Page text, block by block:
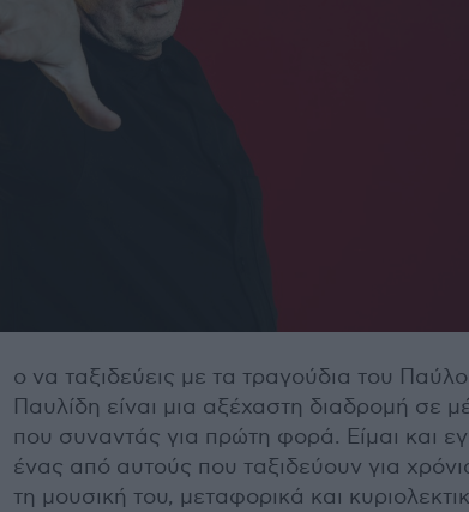
ο να ταξιδεύεις με τα τραγούδια του
Παυλίδη είναι μια αξέχαστη διαδρομή σε
που συναντάς για πρώτη φορά. Είμαι και
ένας από αυτούς που ταξιδεύουν για
τη μουσική του, μεταφορικά και